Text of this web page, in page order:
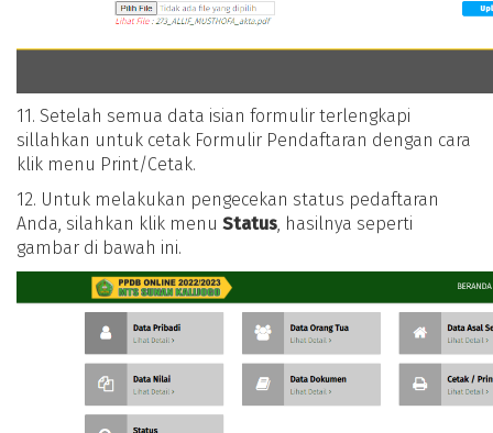
11. Setelah semua data isian formulir terlengkapi
sillahkan untuk cetak Formulir Pendaftaran dengan cara
klik menu Print/Cetak.
12. Untuk melakukan pengecekan status pedaftaran
Anda, silahkan klik menu Status, hasilnya seperti
gambar di bawah ini.